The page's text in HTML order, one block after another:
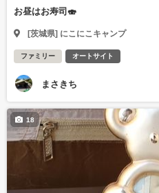
お昼はお寿司🍣
[茨城県] にこにこキャンプ
ファミリー オートサイト
まさきち
18